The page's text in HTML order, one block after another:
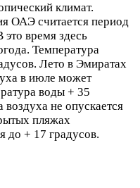
климат.
ОАЭ считается период
время здесь
Температура
Лето в Эмиратах
в июле может
воды + 35
не опускается
пляжах
до + 17 градусов.